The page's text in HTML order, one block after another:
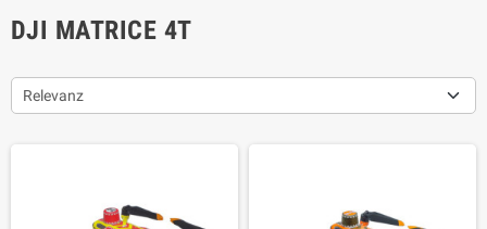
DJI MATRICE 4T
Relevanz